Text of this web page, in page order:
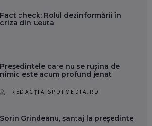
Fact check: Rolul dezinformării în
criza din Ceuta
Președintele care nu se rușina de
nimic este acum profund jenat
REDACȚIA SPOTMEDIA.RO
Sorin Grindeanu, șantaj la președinte